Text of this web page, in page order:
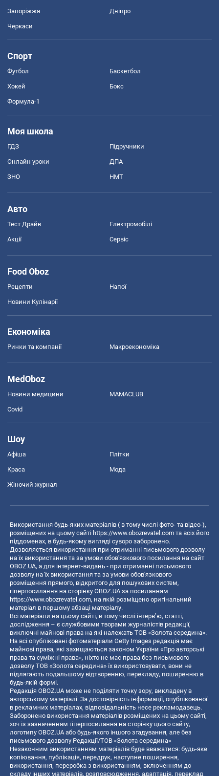
Запоріжжя Дніпро
Черкаси
Спорт
Футбол Баскетбол
Хокей Бокс
Формула-1
Моя школа
ГДЗ Підручники
Онлайн уроки ДПА
ЗНО НМТ
Авто
Тест Драйв Електромобілі
Акції Сервіс
Food Oboz
Рецепти Напої
Новини Кулінарії
Економіка
Ринки та компанії Макроекономіка
MedOboz
Новини медицини MAMACLUB
Covid
Шоу
Афіша Плітки
Краса Мода
Жіночий журнал
Використання будь-яких матеріалів ( в тому числі фото- та відео-),
розміщених на цьому сайті https://www.obozrevatel.com та всіх його
піддоменах, в будь-якому вигляді суворо заборонено.
Дозволяється використання при отриманні письмового дозволу
на їх використання та за умови обов'язкового посилання на сайт
OBOZ.UA, а для інтернет-видань - при отриманні письмового
дозволу на їх використання та за умови обов'язкового
розміщення прямого, відкритого для пошукових систем,
гіперпосилання на сторінку OBOZ.UA за посиланням
https://www.obozrevatel.com, на якій розміщено оригінальний
матеріал в першому абзаці матеріалу.
Всі матеріали на цьому сайті, в тому числі інтерв’ю, статті,
дослідження – є службовими творами журналістів редакції,
виключні майнові права на які належать ТОВ «Золота середина».
На всі опубліковані фотоматеріали Getty Images редакція має
майнові права, які захищаються законом України «Про авторські
права та суміжні права», ніхто не має права без письмового
дозволу ТОВ «Золота середина» їх використовувати, вони не
підлягають подальшому відтворенню, перекладу, поширенню в
будь-якій формі.
Редакція OBOZ.UA може не поділяти точку зору, викладену в
авторському матеріалі. За достовірність інформації, опублікованої
в рекламних матеріалах, відповідальність несе рекламодавець.
Заборонено використання матеріалів розміщених на цьому сайті,
хоч із зазначенням гіперпосилання на сторінку цього сайту,
логотипу OBOZ.UA або будь-якого іншого згадування, але без
письмового дозволу Редакції/ТОВ «Золота середина»
Незаконним використанням матеріалів буде вважатися: будь-яке
копiювання, публiкацiя, передрук, наступне поширення,
використання, переробка з використанням, включенням до
складу інших матеріалів, розповсюдження, адаптація, переклад